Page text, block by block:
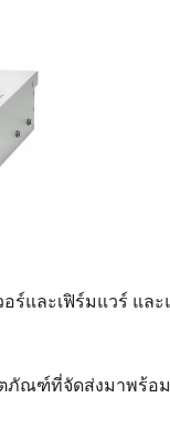
ร์และเฟิร์มแวร์ แ
ภัณฑ์ที่จัดส่งมาพร้